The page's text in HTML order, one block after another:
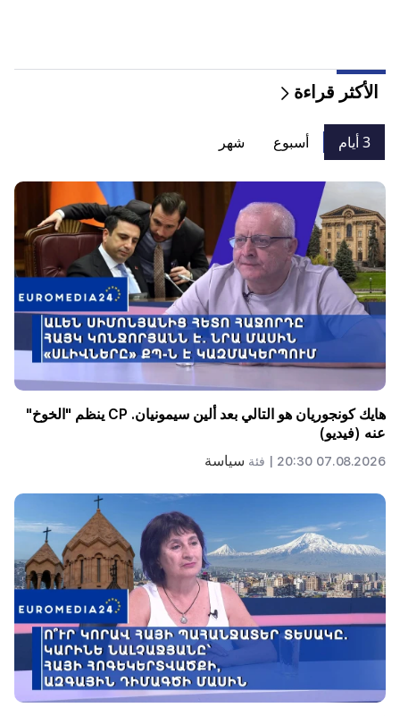
الأكثر قراءة
3 أيام أسبوع شهر
هايك كونجوريان هو التالي بعد ألين سيمونيان. CP ينظم "الخوخ"
عنه (فيديو)
07.08.2026 20:30 | فئة سياسة